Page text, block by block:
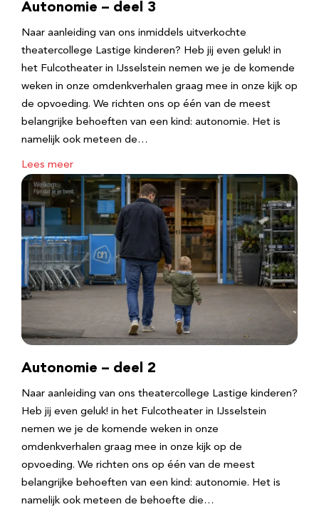
Autonomie – deel 3
Naar aanleiding van ons inmiddels uitverkochte
theatercollege Lastige kinderen? Heb jij even geluk! in
het Fulcotheater in IJsselstein nemen we je de komende
weken in onze omdenkverhalen graag mee in onze kijk op
de opvoeding. We richten ons op één van de meest
belangrijke behoeften van een kind: autonomie. Het is
namelijk ook meteen de…
Lees meer
Autonomie – deel 2
Naar aanleiding van ons theatercollege Lastige kinderen?
Heb jij even geluk! in het Fulcotheater in IJsselstein
nemen we je de komende weken in onze
omdenkverhalen graag mee in onze kijk op de
opvoeding. We richten ons op één van de meest
belangrijke behoeften van een kind: autonomie. Het is
namelijk ook meteen de behoefte die…